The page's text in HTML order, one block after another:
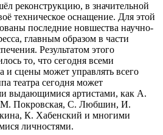
реконструкцию, в значительной
техническое оснащение. Для этой
последние новшества научно-
главным образом в части
Результатом этого
то, что сегодня всеми
и сцены может управлять всего
театра сегодня может
выдающимися артистами, как А.
М. Покровская, С. Любшин, И.
К. Хабенский и многими
личностями.